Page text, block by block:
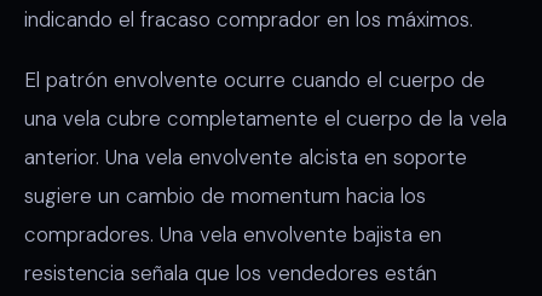
indicando el fracaso comprador en los máximos.
El patrón envolvente ocurre cuando el cuerpo de
una vela cubre completamente el cuerpo de la vela
anterior. Una vela envolvente alcista en soporte
sugiere un cambio de momentum hacia los
compradores. Una vela envolvente bajista en
resistencia señala que los vendedores están